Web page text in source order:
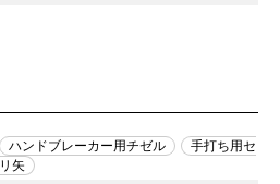
ハンドブレーカー用チゼル
手打ち用セ
リ矢